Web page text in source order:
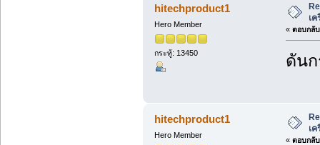
hitechproduct1
Hero Member
กระทู้: 13450
เ
« ตอบกลั
ดัน
hitechproduct1
Hero Member
เ
« ตอบกลั